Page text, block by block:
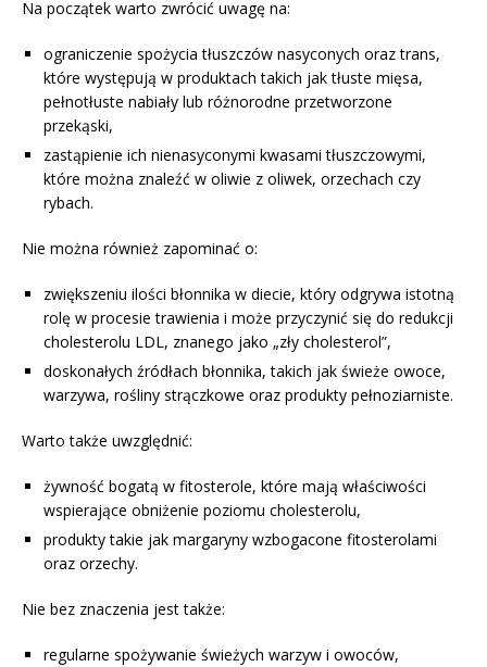
Na początek warto zwrócić uwagę na:
ograniczenie spożycia tłuszczów nasyconych oraz trans,
które występują w produktach takich jak tłuste mięsa,
pełnotłuste nabiały lub różnorodne przetworzone
przekąski,
zastąpienie ich nienasyconymi kwasami tłuszczowymi,
które można znaleźć w oliwie z oliwek, orzechach czy
rybach.
Nie można również zapominać o:
zwiększeniu ilości błonnika w diecie, który odgrywa istotną
rolę w procesie trawienia i może przyczynić się do redukcji
cholesterolu LDL, znanego jako „zły cholesterol”,
doskonałych źródłach błonnika, takich jak świeże owoce,
warzywa, rośliny strączkowe oraz produkty pełnoziarniste.
Warto także uwzględnić:
żywność bogatą w fitosterole, które mają właściwości
wspierające obniżenie poziomu cholesterolu,
produkty takie jak margaryny wzbogacone fitosterolami
oraz orzechy.
Nie bez znaczenia jest także:
regularne spożywanie świeżych warzyw i owoców,